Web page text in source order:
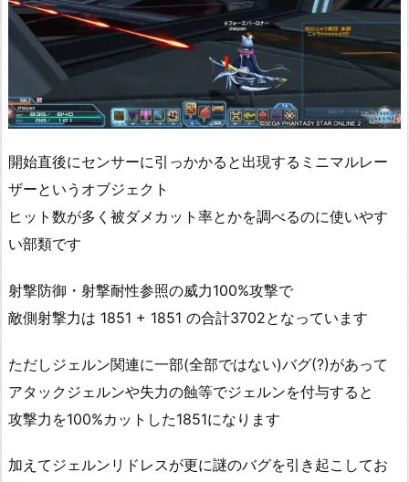
開始直後にセンサーに引っかかると出現するミニマルレー
ザーというオブジェクト
ヒット数が多く被ダメカット率とかを調べるのに使いやす
い部類です
射撃防御・射撃耐性参照の威力100%攻撃で
敵側射撃力は 1851 + 1851 の合計3702となっています
ただしジェルン関連に一部(全部ではない)バグ(?)があって
アタックジェルンや失力の蝕等でジェルンを付与すると
攻撃力を100%カットした1851になります
加えてジェルンリドレスが更に謎のバグを引き起こしてお